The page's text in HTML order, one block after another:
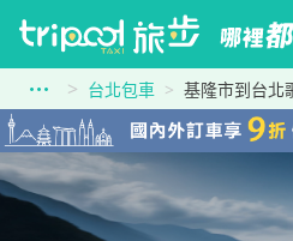
台北包車 基隆市到台